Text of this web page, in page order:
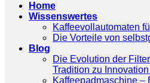
Home
Wissenswertes
Kaffeevollautomaten
Die Vorteile von
Blog
Die Evolution der
Tradition zu
Kaffeepadmaschine –